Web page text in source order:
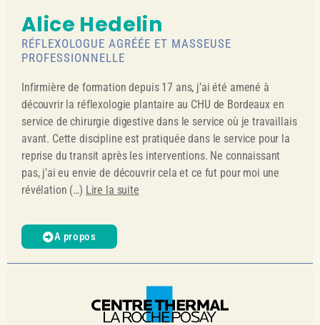
Alice Hedelin
RÉFLEXOLOGUE AGRÉÉE ET MASSEUSE
PROFESSIONNELLE
Infirmière de formation depuis 17 ans, j’ai été amené à
découvrir la réflexologie plantaire au CHU de Bordeaux en
service de chirurgie digestive dans le service où je travaillais
avant. Cette discipline est pratiquée dans le service pour la
reprise du transit après les interventions. Ne connaissant
pas, j’ai eu envie de découvrir cela et ce fut pour moi une
révélation (…) Lire la suite
A propos